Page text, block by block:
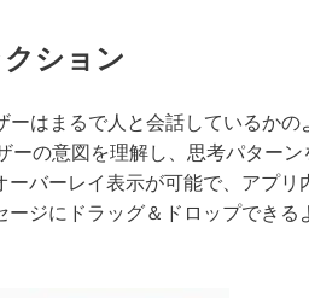
ション
はまるで人と会話しているかの
ーの意図を理解し、思考パター
バーレイ表示が可能で、アプリ
ジにドラッグ＆ドロップできる